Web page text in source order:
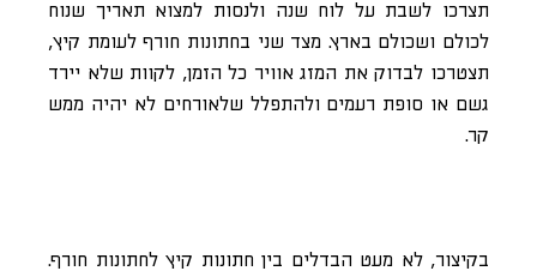
תצרכו לשבת על לוח שנה ולנסות למצוא תאריך שנוח
לכולם ושכולם בארץ. מצד שני בחתונות חורף לעומת קיץ,
תצטרכו לבדוק את המזג אוויר כל הזמן, לקוות שלא יירד
גשם או סופת רעמים ולהתפלל שלאורחים לא יהיה ממש
קר.
בקיצור, לא מעט הבדלים בין חתונות קיץ לחתונות חורף.